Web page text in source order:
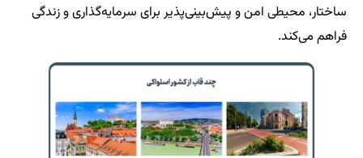
ساختار، محیطی امن و پیش‌بینی‌پذیر برای سرمایه‌گذاری و زندگی
فراهم می‌کند.